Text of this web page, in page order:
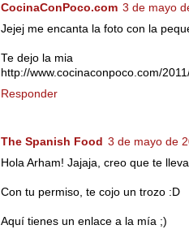
CocinaConPoco.com 3 de mayo
Jejej me encanta la foto con la
Te dejo la mia
http://www.cocinaconpoco.com/
Responder
The Spanish Food 3 de mayo de
Hola Arham! Jajaja, creo que te
Con tu permiso, te cojo un trozo :D
Aquí tienes un enlace a la mía ;)